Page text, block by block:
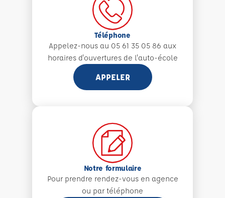
Téléphone
Appelez-nous au 05 61 35 05 86 aux
horaires d'ouvertures de l'auto-école
APPELER
Notre formulaire
Pour prendre rendez-vous en agence
ou par téléphone